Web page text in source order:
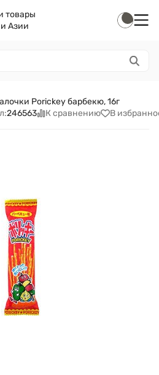
товары
Азии
Porickey барбекю, 16г
246563 К сравнению В